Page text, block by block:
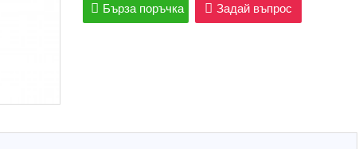
Бърза поръчка Задай въпрос